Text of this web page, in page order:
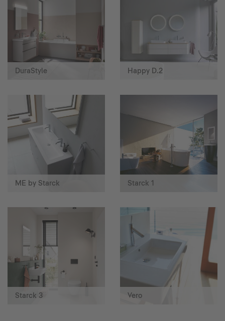
DuraStyle Happy D.2
ME by Starck Starck 1
Starck 3 Vero